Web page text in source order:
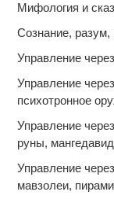
Мифология и
Сознание, разум,
Управление
Управление
психотронное
Управление
руны,
Управление
мавзолеи,